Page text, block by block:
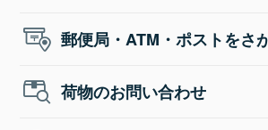
郵便局・ATM・ポストをさ
荷物のお問い合わせ